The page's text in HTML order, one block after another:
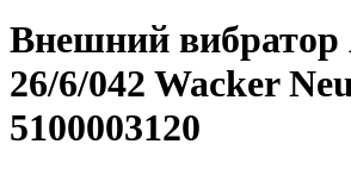
Внешний вибратор
26/6/042 Wacker
5100003120